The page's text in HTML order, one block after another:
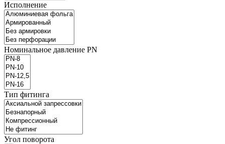
Исполнение
Номинальное давление PN
Тип фитинга
Угол поворота